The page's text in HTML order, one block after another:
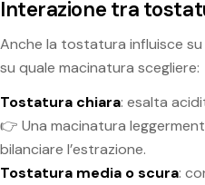
Interazione tra
Anche la tostatura influisce
su quale macinatura scegliere:
Tostatura chiara: esalta
👉 Una macinatura
bilanciare l’estrazione.
Tostatura media o scura: